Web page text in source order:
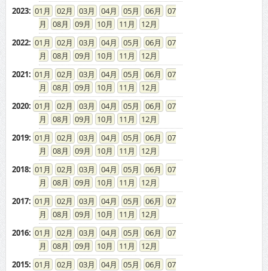
2023: 01 02 03 04 05 06
07
08
09 10 11
12
2022: 01 02 03 04 05 06
07
08
09 10 11
12
2021: 01 02 03 04 05 06
07
08
09 10 11
12
2020: 01 02 03 04 05 06
07
08
09 10 11
12
2019: 01 02 03 04 05 06
07
08
09 10 11
12
2018: 01 02 03 04 05 06
07
08
09 10 11
12
2017: 01 02 03 04 05 06
07
08
09 10 11
12
2016: 01 02 03 04 05 06
07
08
09 10 11
12
2015: 01 02 03 04 05 06
07